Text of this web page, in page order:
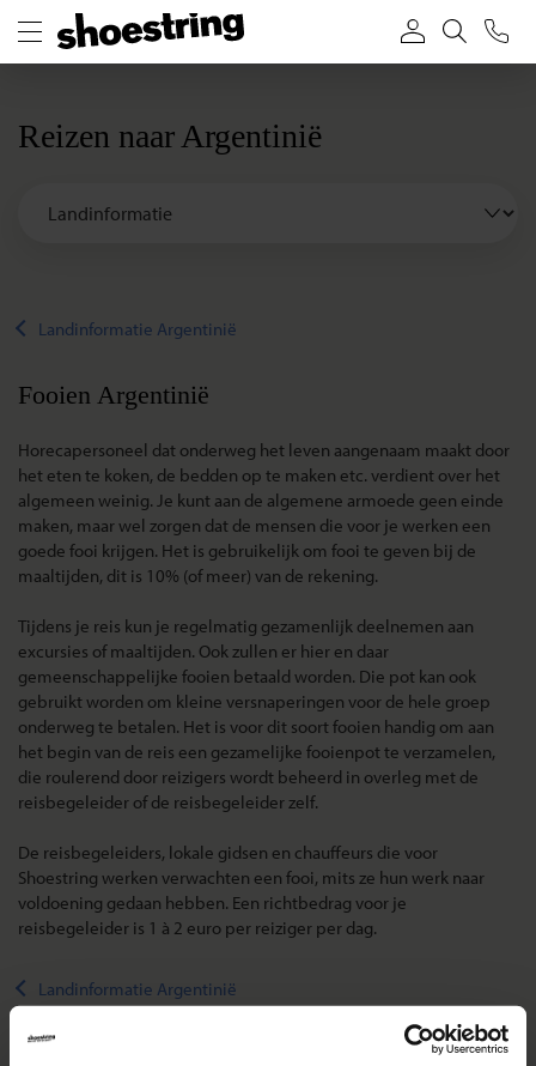
Reizen naar Argentinië
Landinformatie Argentinië
Fooien Argentinië
Horecapersoneel dat onderweg het leven aangenaam maakt door
het eten te koken, de bedden op te maken etc. verdient over het
algemeen weinig. Je kunt aan de algemene armoede geen einde
maken, maar wel zorgen dat de mensen die voor je werken een
goede fooi krijgen. Het is gebruikelijk om fooi te geven bij de
maaltijden, dit is 10% (of meer) van de rekening.
Tijdens je reis kun je regelmatig gezamenlijk deelnemen aan
excursies of maaltijden. Ook zullen er hier en daar
gemeenschappelijke fooien betaald worden. Die pot kan ook
gebruikt worden om kleine versnaperingen voor de hele groep
onderweg te betalen. Het is voor dit soort fooien handig om aan
het begin van de reis een gezamelijke fooienpot te verzamelen,
die roulerend door reizigers wordt beheerd in overleg met de
reisbegeleider of de reisbegeleider zelf.
De reisbegeleiders, lokale gidsen en chauffeurs die voor
Shoestring werken verwachten een fooi, mits ze hun werk naar
voldoening gedaan hebben. Een richtbedrag voor je
reisbegeleider is 1 à 2 euro per reiziger per dag.
Landinformatie Argentinië